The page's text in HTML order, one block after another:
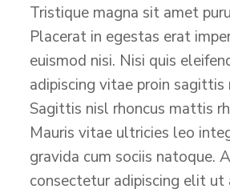
Tristique magna sit amet
Placerat in egestas erat
euismod nisi. Nisi quis
adipiscing vitae proin sagittis
Sagittis nisl rhoncus mattis
Mauris vitae ultricies leo
gravida cum sociis natoque.
consectetur adipiscing elit ut